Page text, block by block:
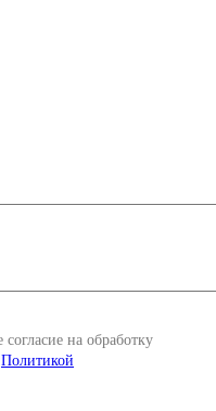
на обработку
Политикой